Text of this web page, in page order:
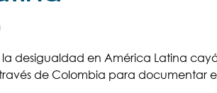
la desigualdad en América Latina
de Colombia para documentar